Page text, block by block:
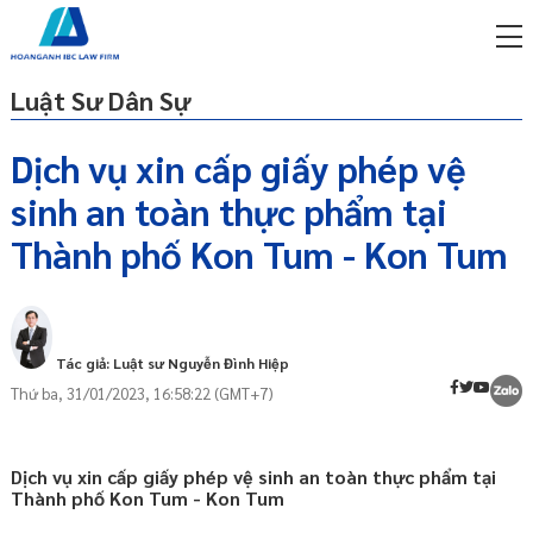
Luật Sư Dân Sự
Dịch vụ xin cấp giấy phép vệ
sinh an toàn thực phẩm tại
Thành phố Kon Tum - Kon Tum
Tác giả: Luật sư Nguyễn Đình Hiệp
Thứ ba, 31/01/2023, 16:58:22 (GMT+7)
Dịch vụ xin cấp giấy phép vệ sinh an toàn thực phẩm tại
Thành phố Kon Tum - Kon Tum
GIẤY PHÉP VỆ SINH AN TOÀN THỰC PHẨM
LÀ GÌ
ĐỐI TƯỢNG ĐƯỢC CẤP GIẤY PHÉP VỆ
SINH AN TOÀN THỰC PHẨM
CƠ QUAN TIẾP NHẬN HỒ SƠ XIN GIẤY
PHÉP VỆ SINH AN TOÀN THỰC PHẨM
phí qua zalo
sư trực tuyến online
ty/doanh nghiệp
gói
phí qua zalo
sư trực tuyến online
ty/doanh nghiệp